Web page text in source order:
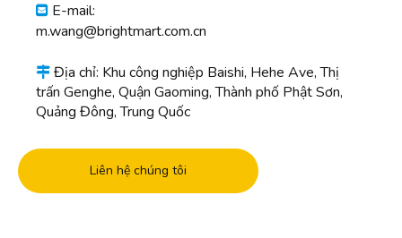
 E-mail:
m.wang@brightmart.com.cn
 Địa chỉ: Khu công nghiệp Baishi, Hehe Ave, Thị
trấn Genghe, Quận Gaoming, Thành phố Phật Sơn,
Quảng Đông, Trung Quốc
Liên hệ chúng tôi